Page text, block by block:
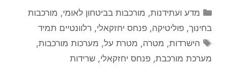
קטגוריות
מדע ועתידנות, מורכבות בביטחון לאומי, מורכבות
בחינוך, פוליטיקה, פנחס יחזקאלי, רלוונטיים תמיד
תגיות
הישרדות, מטרה, מטרת על, מערכות מורכבות,
מערכת מורכבת, פנחס יחזקאלי, שרידות